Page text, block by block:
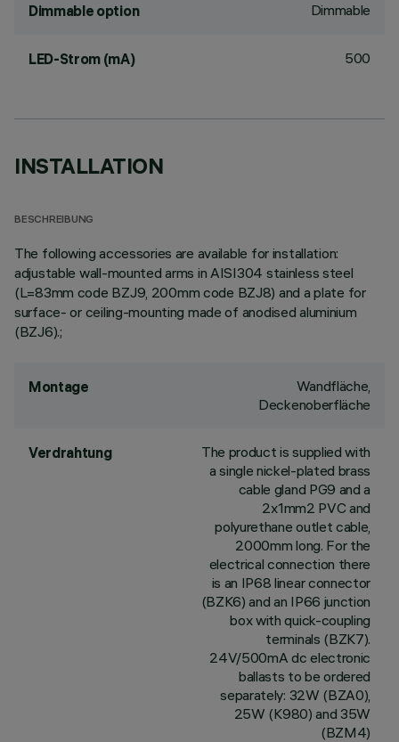
Dimmable option Dimmable
LED-Strom (mA) 500
INSTALLATION
BESCHREIBUNG
The following accessories are available for installation:
adjustable wall-mounted arms in AISI304 stainless steel
(L=83mm code BZJ9, 200mm code BZJ8) and a plate for
surface- or ceiling-mounting made of anodised aluminium
(BZJ6).;
Montage
Wandfläche,
Deckenoberfläche
Verdrahtung
The product is supplied with
a single nickel-plated brass
cable gland PG9 and a
2x1mm2 PVC and
polyurethane outlet cable,
2000mm long. For the
electrical connection there
is an IP68 linear connector
(BZK6) and an IP66 junction
box with quick-coupling
terminals (BZK7).
24V/500mA dc electronic
ballasts to be ordered
separately: 32W (BZA0),
25W (K980) and 35W
(BZM4)